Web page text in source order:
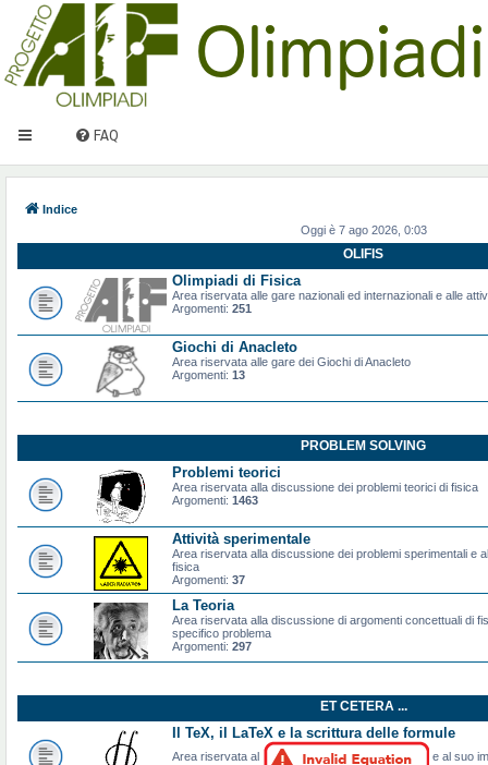
FAQ
Indice
Oggi è 7 ago 2026, 0:03
OLIFIS
Olimpiadi di Fisica
Area riservata alle gare nazionali ed internazionali e alle
Argomenti: 251
Giochi di Anacleto
Area riservata alle gare dei Giochi di Anacleto
Argomenti: 13
PROBLEM SOLVING
Problemi teorici
Area riservata alla discussione dei problemi teorici di fisica
Argomenti: 1463
Attività sperimentale
Area riservata alla discussione dei problemi sperimentali e
fisica
Argomenti: 37
La Teoria
Area riservata alla discussione di argomenti concettuali di
specifico problema
Argomenti: 297
ET CETERA ...
Il TeX, il LaTeX e la scrittura delle formule
Area riservata al
e al suo